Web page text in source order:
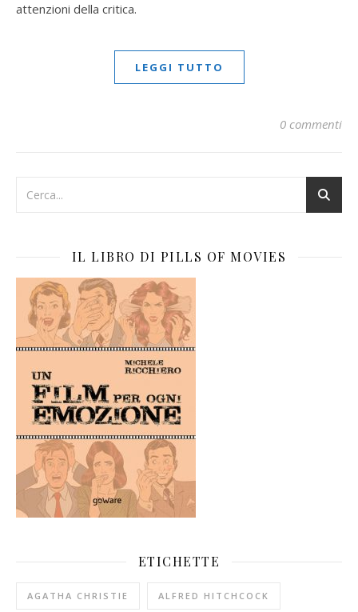
attenzioni della critica.
LEGGI TUTTO
0 commenti
IL LIBRO DI PILLS OF MOVIES
ETICHETTE
AGATHA CHRISTIE ALFRED HITCHCOCK